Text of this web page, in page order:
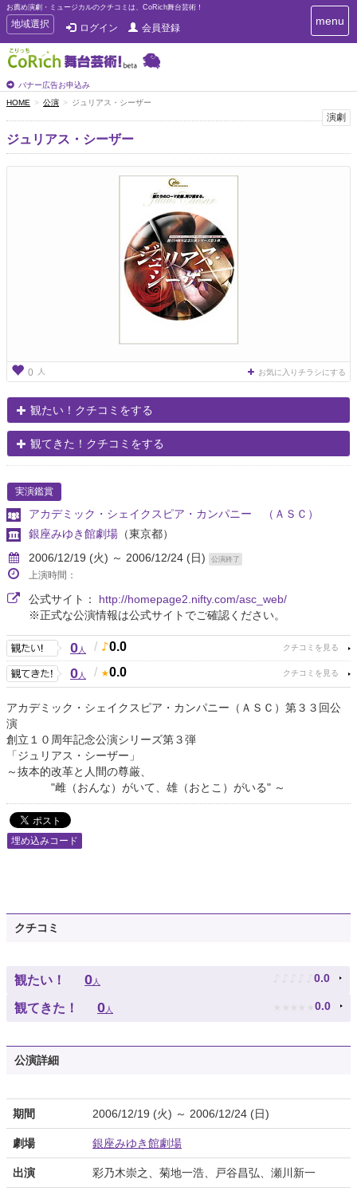
お薦め演劇・ミュージカルのクチコミは、CoRich舞台芸術！
T
o
g
g
e
n
a
v
i
地域選択 ログイン 会員登録
バナー広告お申込み
T
o
i
menu
HOME 公演 ジュリアス・シーザー
演劇
ジュリアス・シーザー
0 人 お気に入りチラシにする
観たい！クチコミをする
観てきた！クチコミをする
実演鑑賞
アカデミック・シェイクスピア・カンパニー （ＡＳＣ）
銀座みゆき館劇場 （東京都）
2006/12/19 (火) ～ 2006/12/24 (日)
公演終了
上演時間：
公式サイト： http://homepage2.nifty.com/asc_web/
※正式な公演情報は公式サイトでご確認ください。
0人 / 0.0
0人 / 0.0
アカデミック・シェイクスピア・カンパニー（ＡＳＣ）第３３回公
演
創立１０周年記念公演シリーズ第３弾
「ジュリアス・シーザー」
～抜本的改革と人間の尊厳、
"雌（おんな）がいて、雄（おとこ）がいる" ～
埋め込みコード
クチコミ
観たい！ 0人 ♪ ♪ ♪ ♪ ♪ 0.0
観てきた！ 0人 ★ ★ ★ ★ ★ 0.0
公演詳細
期間 2006/12/19 (火) ～ 2006/12/24 (日)
劇場 銀座みゆき館劇場
出演 彩乃木崇之、菊地一浩、戸谷昌弘、瀬川新一